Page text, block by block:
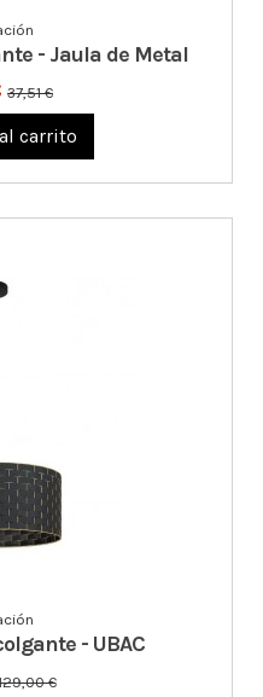
- Jaula de Metal
37,51 €
carrito
- UBAC
€